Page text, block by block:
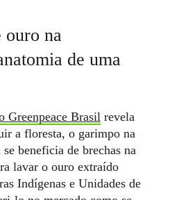
ouro na
de uma
Greenpeace Brasilrevela
a floresta, o garimpo na
beneficia de brechas na
lavar o ouro extraído
Indígenas e Unidades de